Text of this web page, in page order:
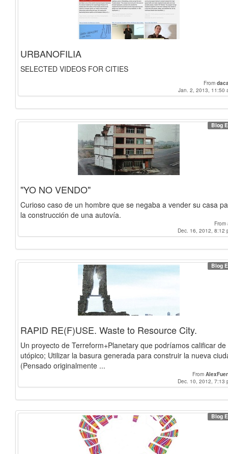
URBANOFILIA
SELECTED VIDEOS FOR CITIES
From
Jan. 2, 2013, 11:50
Blog
"YO NO VENDO"
Curioso caso de un hombre que se negaba a vender su casa
la construcción de una autovía.
From
Dec. 16, 2012, 8:12
Blog
RAPID RE(F)USE. Waste to Resource City.
Un proyecto de Terreform+Planetary que podríamos calificar de
utópico; Utilizar la basura generada para construir la nueva
(Pensado originalmente ...
From
Dec. 10, 2012, 7:13
Blog